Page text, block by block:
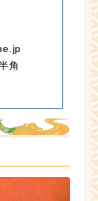
角